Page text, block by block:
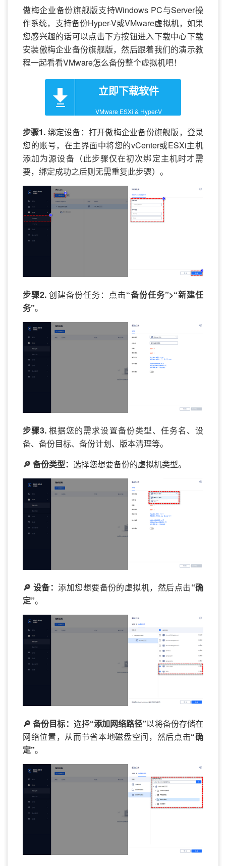
傲梅企业备份旗舰版支持Windows PC与Server操
作系统，支持备份Hyper-V或VMware虚拟机，如果
您感兴趣的话可以点击下方按钮进入下载中心下载
安装傲梅企业备份旗舰版，然后跟着我们的演示教
程一起看看VMware怎么备份整个虚拟机吧！
立即下载软件
VMware ESXi & Hyper-V
步骤1. 绑定设备：打开傲梅企业备份旗舰版，登录
您的账号，在主界面中将您的vCenter或ESXi主机
添加为源设备（此步骤仅在初次绑定主机时才需
要，绑定成功之后则无需重复此步骤）。
步骤2. 创建备份任务：点击“备份任务”>“新建任
务”。
步骤3. 根据您的需求设置备份类型、任务名、设
备、备份目标、备份计划、版本清理等。
🔎 备份类型： 选择您想要备份的虚拟机类型。
🔎 设备：添加您想要备份的虚拟机，然后点击“确
定”。
🔎 备份目标： 选择“添加网络路径”以将备份存储在
网络位置，从而节省本地磁盘空间，然后点击“确
定”。